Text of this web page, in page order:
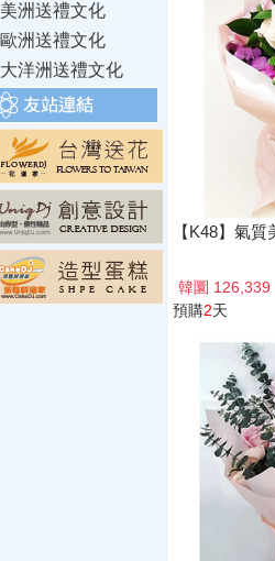
美洲送禮文化
歐洲送禮文化
大洋洲送禮文化
【K48】氣
韓圜 126,339
預購2天